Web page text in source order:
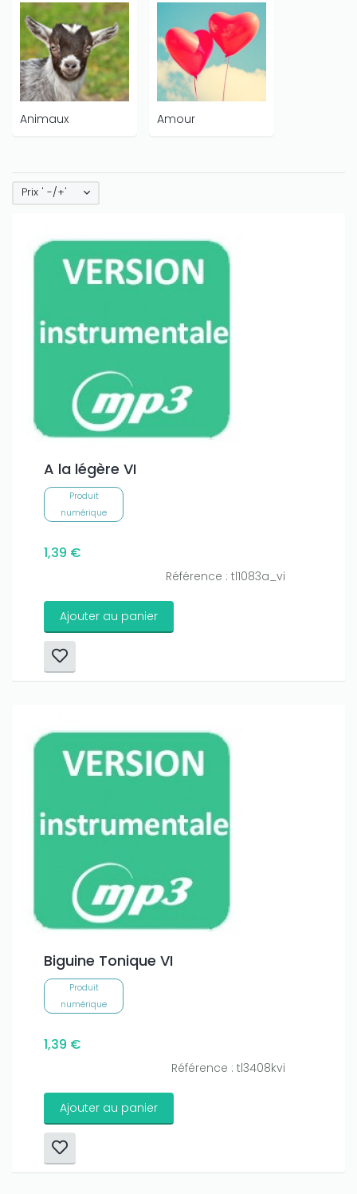
Animaux Amour
Prix ' -/+'
A la légère VI
Produit
numérique
1,39 €
Référence : tl1083a_vi
Ajouter au panier
Biguine Tonique VI
Produit
numérique
1,39 €
Référence : tl3408kvi
Ajouter au panier